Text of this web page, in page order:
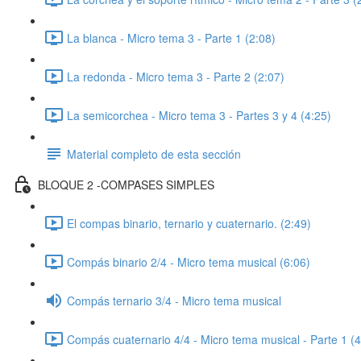
La blanca - Micro tema 3 - Parte 1 (2:08)
La redonda - Micro tema 3 - Parte 2 (2:07)
La semicorchea - Micro tema 3 - Partes 3 y 4 (4:25)
Material completo de esta sección
BLOQUE 2 -COMPASES SIMPLES
El compas binario, ternario y cuaternario. (2:49)
Compás binario 2/4 - Micro tema musical (6:06)
Compás ternario 3/4 - Micro tema musical
Compás cuaternario 4/4 - Micro tema musical - Parte 1